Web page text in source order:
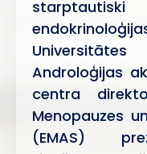
Androloģijas
centra
Menopauzes
(EMAS)